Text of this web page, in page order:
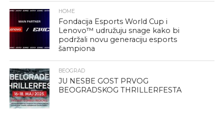
HOME
Fondacija Esports World Cup i
Lenovo™ udružuju snage kako bi
podržali novu generaciju esports
šampiona
BEOGRAD
JU NESBE GOST PRVOG
BEOGRADSKOG THRILLERFESTA